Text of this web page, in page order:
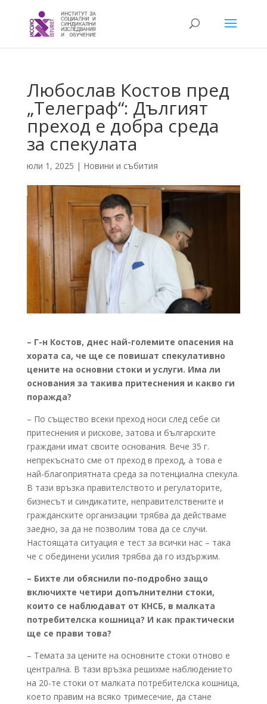
Любослав Костов пред
„Телеграф“: Дългият
преход е добра среда
за спекулата
юли 1, 2025 | Новини и събития
– Г-н Костов, днес най-големите опасения на
хората са, че ще се повишат спекулативно
цените на основни стоки и услуги. Има ли
основания за такива притеснения и какво ги
поражда?
– По същество всеки преход носи след себе си
притеснения и рискове, затова и българските
граждани имат своите основания. Вече 35 г.
непрекъснато сме от преход в преход, а това е
най-благоприятната среда за потенциална спекула.
В тази връзка правителството и регулаторите,
бизнесът и синдикатите, неправителствените и
гражданските организации трябва да действаме
заедно, за да не позволим това да се случи.
Настоящата ситуация е тест за всички нас – така
че с обединени усилия трябва да го издържим.
– Бихте ли обяснили по-подробно защо
включихте четири допълнителни стоки,
които се наблюдават от КНСБ, в малката
потребителска кошница? И как практически
ще се прави това?
– Темата за цените на основните стоки отново е
централна. В тази връзка решихме наблюдението
на 20-те стоки от малката потребителска кошница,
което правим на всяко тримесечие, да стане